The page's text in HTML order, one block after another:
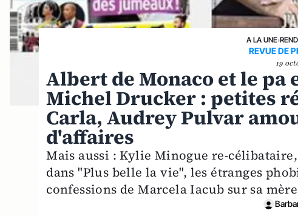
A LA UNE›
REVUE DE
19
Albert de Monaco et le pa
Michel Drucker : petites
Carla, Audrey Pulvar
d'affaires
Mais aussi : Kylie Minogue re-
dans "Plus belle la vie", les étranges
confessions de Marcela Iacub sur sa